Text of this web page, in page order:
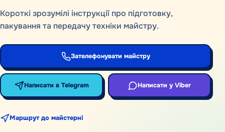
Короткі зрозумілі інструкції про підготовку,
пакування та передачу техніки майстру.
Зателефонувати майстру
Написати в Telegram Написати у Viber
Маршрут до майстерні